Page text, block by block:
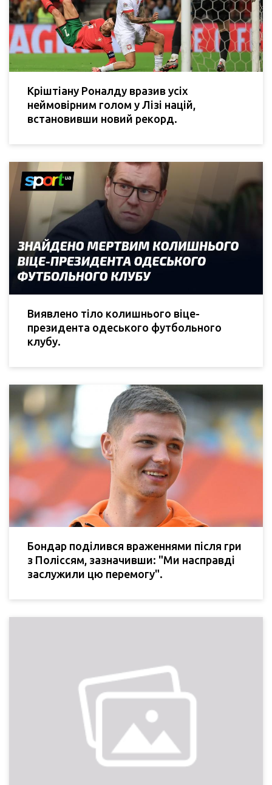
Кріштіану Роналду вразив усіх
неймовірним голом у Лізі націй,
встановивши новий рекорд.
Виявлено тіло колишнього віце-
президента одеського футбольного
клубу.
Бондар поділився враженнями після гри
з Поліссям, зазначивши: "Ми насправді
заслужили цю перемогу".